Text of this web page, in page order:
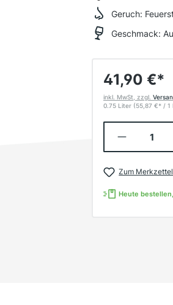
Geruch:
Geschmack:
41,90 €*
inkl. MwSt, zzgl.
0.75 Liter (55,87 €* / 1
Produkt
Zum
Heute